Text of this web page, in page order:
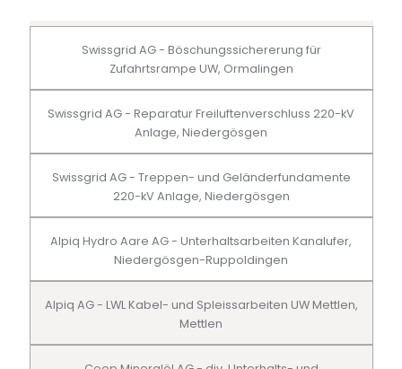
Swissgrid AG - Böschungssichererung für
Zufahrtsrampe UW, Ormalingen
Swissgrid AG - Reparatur Freiluftenverschluss 220-kV
Anlage, Niedergösgen
Swissgrid AG - Treppen- und Geländerfundamente
220-kV Anlage, Niedergösgen
Alpiq Hydro Aare AG - Unterhaltsarbeiten Kanalufer,
Niedergösgen-Ruppoldingen
Alpiq AG - LWL Kabel- und Spleissarbeiten UW Mettlen,
Mettlen